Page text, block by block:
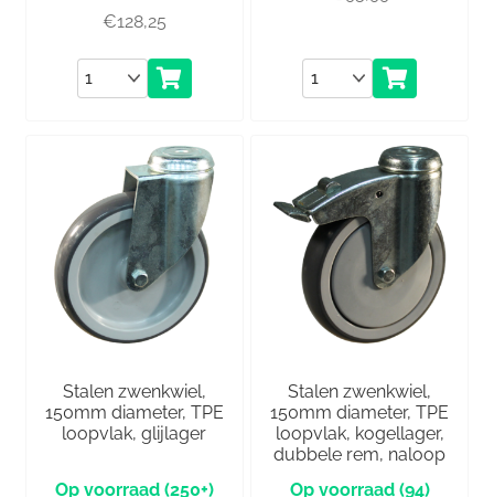
€128,25
Aantal Aantal
Stalen zwenkwiel,
150mm diameter, TPE
loopvlak, glijlager
(250+)
Stalen zwenkwiel,
150mm diameter, TPE
loopvlak, kogellager,
dubbele rem, naloop
(94)